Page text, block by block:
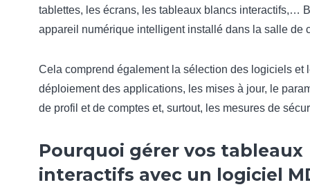
tablettes, les écrans, les tableaux blancs interactifs,…
appareil numérique intelligent installé dans la salle de
Cela comprend également la sélection des logiciels et
déploiement des applications, les mises à jour, le
de profil et de comptes et, surtout, les mesures de
Pourquoi gérer vos tableaux
interactifs avec un logiciel